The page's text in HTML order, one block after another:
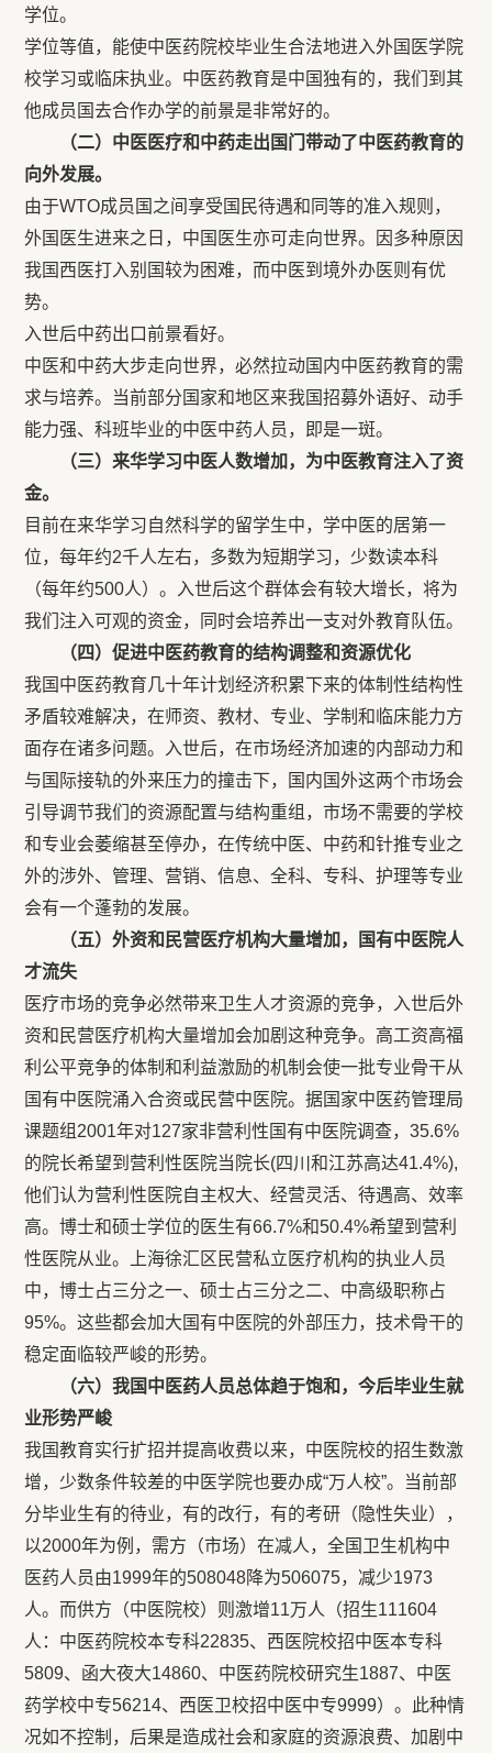
学位。
学位等值，能使中医药院校毕业生合法地进入外国医学院
校学习或临床执业。中医药教育是中国独有的，我们到其
他成员国去合作办学的前景是非常好的。
（二）中医医疗和中药走出国门带动了中医药教育的
向外发展。
由于WTO成员国之间享受国民待遇和同等的准入规则，
外国医生进来之日，中国医生亦可走向世界。因多种原因
我国西医打入别国较为困难，而中医到境外办医则有优
势。
入世后中药出口前景看好。
中医和中药大步走向世界，必然拉动国内中医药教育的需
求与培养。当前部分国家和地区来我国招募外语好、动手
能力强、科班毕业的中医中药人员，即是一斑。
（三）来华学习中医人数增加，为中医教育注入了资
金。
目前在来华学习自然科学的留学生中，学中医的居第一
位，每年约2千人左右，多数为短期学习，少数读本科
（每年约500人）。入世后这个群体会有较大增长，将为
我们注入可观的资金，同时会培养出一支对外教育队伍。
（四）促进中医药教育的结构调整和资源优化
我国中医药教育几十年计划经济积累下来的体制性结构性
矛盾较难解决，在师资、教材、专业、学制和临床能力方
面存在诸多问题。入世后，在市场经济加速的内部动力和
与国际接轨的外来压力的撞击下，国内国外这两个市场会
引导调节我们的资源配置与结构重组，市场不需要的学校
和专业会萎缩甚至停办，在传统中医、中药和针推专业之
外的涉外、管理、营销、信息、全科、专科、护理等专业
会有一个蓬勃的发展。
（五）外资和民营医疗机构大量增加，国有中医院人
才流失
医疗市场的竞争必然带来卫生人才资源的竞争，入世后外
资和民营医疗机构大量增加会加剧这种竞争。高工资高福
利公平竞争的体制和利益激励的机制会使一批专业骨干从
国有中医院涌入合资或民营中医院。据国家中医药管理局
课题组2001年对127家非营利性国有中医院调查，35.6%
的院长希望到营利性医院当院长(四川和江苏高达41.4%),
他们认为营利性医院自主权大、经营灵活、待遇高、效率
高。博士和硕士学位的医生有66.7%和50.4%希望到营利
性医院从业。上海徐汇区民营私立医疗机构的执业人员
中，博士占三分之一、硕士占三分之二、中高级职称占
95%。这些都会加大国有中医院的外部压力，技术骨干的
稳定面临较严峻的形势。
（六）我国中医药人员总体趋于饱和，今后毕业生就
业形势严峻
我国教育实行扩招并提高收费以来，中医院校的招生数激
增，少数条件较差的中医学院也要办成“万人校”。当前部
分毕业生有的待业，有的改行，有的考研（隐性失业），
以2000年为例，需方（市场）在减人，全国卫生机构中
医药人员由1999年的508048降为506075，减少1973
人。而供方（中医院校）则激增11万人（招生111604
人：中医药院校本专科22835、西医院校招中医本专科
5809、函大夜大14860、中医药院校研究生1887、中医
药学校中专56214、西医卫校招中医中专9999）。此种情
况如不控制，后果是造成社会和家庭的资源浪费、加剧中